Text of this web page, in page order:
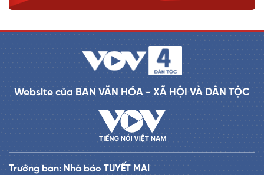
Website của BAN VĂN HÓA - XÃ HỘI VÀ DÂN TỘC
Trưởng ban: Nhà báo TUYẾT MAI